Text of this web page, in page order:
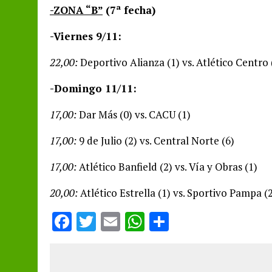
-ZONA “B” (7ª fecha)
-Viernes 9/11:
22,00:Deportivo Alianza (1) vs. Atlético Centro
-Domingo 11/11:
17,00:Dar Más (0) vs. CACU (1)
17,00: 9 de Julio (2) vs. Central Norte (6)
17,00:Atlético Banfield (2) vs. Vía y Obras (1)
20,00:Atlético Estrella (1) vs. Sportivo Pampa
F T E W